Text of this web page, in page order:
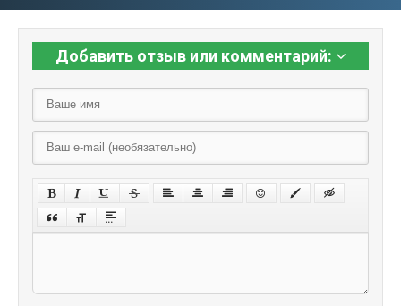
Добавить отзыв или комментарий: